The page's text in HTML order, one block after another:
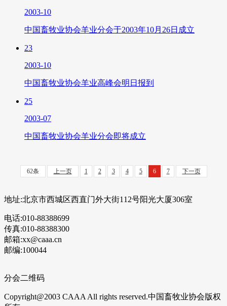
2003-10
中国畜牧业协会羊业分会于2003年10月26日成立
23
2003-10
中国畜牧业协会羊业高峰会明日报到
25
2003-07
中国畜牧业协会羊业分会即将成立
62条 上一页 1 2 3 4 5 6 7 下一页
地址:北京市西城区西直门外大街112号阳光大厦306室
电话:010-88388699
传真:010-88388300
邮箱:xx@caaa.cn
邮编:100044
分会二维码
Copyright@2003 CAAA All rights reserved.中国畜牧业协会版权